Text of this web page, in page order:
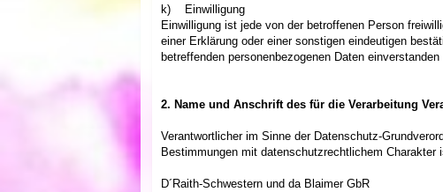
k) Einwilligung
Einwilligung ist jede von der betroffenen Person
einer Erklärung oder einer sonstigen eindeutigen
betreffenden personenbezogenen Daten einverstanden
2. Name und Anschrift des für die Verarbeitung
Verantwortlicher im Sinne der Datenschutz-
Bestimmungen mit datenschutzrechtlichem Charakter
D´Raith-Schwestern und da Blaimer GbR